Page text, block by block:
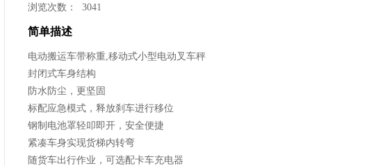
浏览次数：3041
简单描述
电动搬运车带称重,移动式小型电动叉车秤
封闭式车身结构
防水防尘，更坚固
标配应急模式，释放刹车进行移位
钢制电池罩轻叩即开，安全便捷
紧凑车身实现货梯内转弯
随货车出行作业，可选配卡车充电器